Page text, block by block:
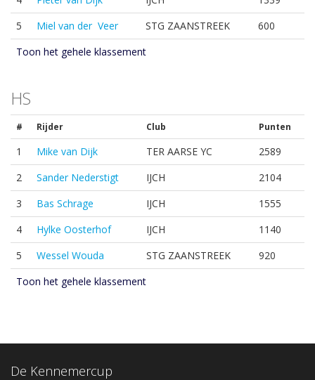
5
Miel van der Veer STG ZAANSTREEK
600
Toon het gehele klassement
HS
# Rijder Club Punten
1 Mike van Dijk TER AARSE YC
2589
2
Sander Nederstigt IJCH
2104
3
Bas Schrage IJCH
1555
4
Hylke Oosterhof IJCH
1140
5
Wessel Wouda STG ZAANSTREEK
920
Toon het gehele klassement
De Kennemercup